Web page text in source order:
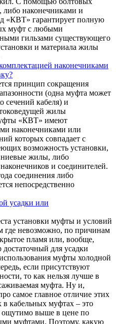
либо наконечниками и
«КВТ» гарантирует полную
муфт с любыми
гильзами существующего
и материала жилы
наконечниками
принцип сокращения
(одна муфта может
сечений кабеля) и
жилы
«КВТ» имеют
наконечниками или
которых совпадает с
возможность установки,
жилы, либо
и соединителей.
соединения либо
непосредственно
усадки или
установки муфты и условий
где невозможно, по причинам
пламя или, вообще,
для усадки
муфты холодной
если присутствуют
то как нельзя лучше в
муфта. Ну и,
самое главное отличие этих
кабельных муфтах – это
выше в цене по
муфтами. Поэтому, какую